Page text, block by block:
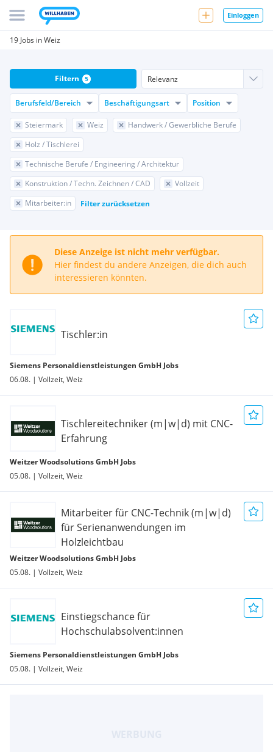
Einloggen
19 Jobs in Weiz
Filtern 5
Berufsfeld/Bereich Beschäftigungsart Position
Steiermark Weiz
Handwerk / Gewerbliche Berufe
Holz / Tischlerei
Technische Berufe / Engineering / Architektur
Konstruktion / Techn. Zeichnen / CAD
Vollzeit
Mitarbeiter:in
Filter zurücksetzen
Diese Anzeige ist nicht mehr verfügbar.
Hier findest du andere Anzeigen, die dich auch
interessieren könnten.
Tischler:in
Siemens Personaldienstleistungen GmbH Jobs
06.08. | Vollzeit, Weiz
Tischlereitechniker (m|w|d) mit CNC-
Erfahrung
Weitzer Woodsolutions GmbH Jobs
05.08. | Vollzeit, Weiz
Mitarbeiter für CNC-Technik (m|w|d)
für Serienanwendungen im
Holzleichtbau
Weitzer Woodsolutions GmbH Jobs
05.08. | Vollzeit, Weiz
Einstiegschance für
Hochschulabsolvent:innen
Siemens Personaldienstleistungen GmbH Jobs
05.08. | Vollzeit, Weiz